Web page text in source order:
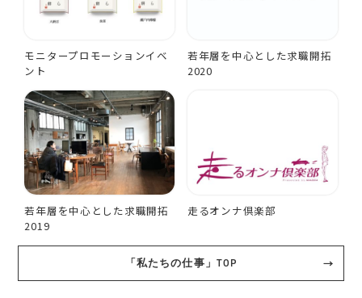
モニタープロモーションイベ
ント
若年層を中心とした求職開拓
2020
若年層を中心とした求職開拓
2019
走るオンナ倶楽部
「私たちの仕事」TOP